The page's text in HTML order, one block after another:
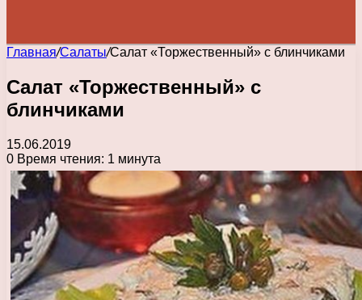
Главная/Салаты/Салат «Торжественный» с блинчиками
Салат «Торжественный» с
блинчиками
15.06.2019
0 Время чтения: 1 минута